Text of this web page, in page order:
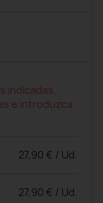
indicadas,
e introduzca
27,90 € / Ud.
27,90 € / Ud.